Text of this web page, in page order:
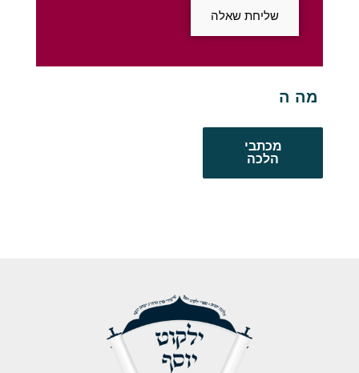
שליחת שאלה
מה הדין לגב
מכתבי
הלכה